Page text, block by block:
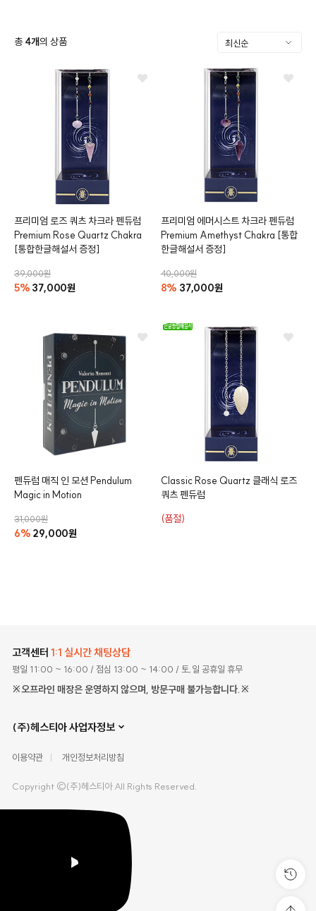
총 4개의 상품
프리미엄 로즈 쿼츠 차크라 펜듀럼
Premium Rose Quartz Chakra
[통합한글해설서 증정]
39,000원
5% 37,000원
프리미엄 에머시스트 차크라 펜듀럼
Premium Amethyst Chakra [통합
한글해설서 증정]
40,000원
8% 37,000원
펜듀럼 매직 인 모션 Pendulum
Magic in Motion
31,000원
6% 29,000원
Classic Rose Quartz 클래식 로즈
쿼츠 펜듀럼
(품절)
고객센터 1:1 실시간 채팅상담
평일 11:00 ~ 16:00 / 점심 13:00 ~ 14:00 / 토,일 공휴일 휴무
※오프라인 매장은 운영하지 않으며, 방문구매 불가능합니다.※
(주)헤스티아 사업자정보
이용약관 개인정보처리방침
Copyright ©(주)헤스티아 All Rights Reserved.